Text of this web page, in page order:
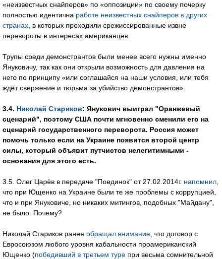
«неизвестных снайперов» по «оппозиции» по своему почерку
полностью идентична работе неизвестных снайперов в других
странах , в которых проходили срежиссированные извне
перевороты в интересах американцев.
Трупы среди демонстрантов были менее всего нужны именно
Януковичу, так как они открыли возможность для давления на
него по принципу «или соглашайся на наши условия, или тебя
ждёт свержение и тюрьма за убийство демонстрантов».
3.4. Николай Стариков: Янукович выиграл "Оранжевый
сценарий", поэтому США почти мгновенно сменили его на
сценарий государственного переворота. Россия может
помочь только если на Украине появится второй центр
силы, который объявит путчистов нелегитимными -
основания для этого есть.
3.5. Олег Царёв в передаче "Поединок" от 27.02.2014г. напомнил
что при Ющенко на Украине были те же проблемы с коррупцией,
что и при Януковиче, но никаких митингов, подобных "Майдану",
не было. Почему?
Николай Стариков ранее обращал внимание , что договор с
Евросоюзом любого уровня кабальности проамериканский
Ющенко (победивший в третьем туре при весьма сомнительной